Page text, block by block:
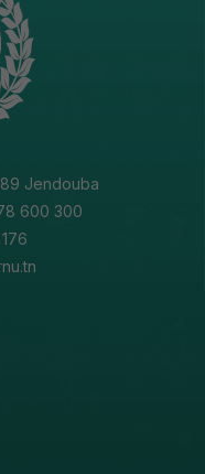
Jendouba
600 300